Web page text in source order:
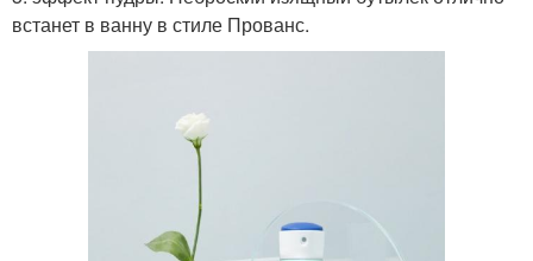
встанет в ванну в стиле Прованс.